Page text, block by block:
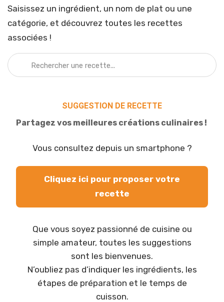
Saisissez un ingrédient, un nom de plat ou une
catégorie, et découvrez toutes les recettes
associées !
SUGGESTION DE RECETTE
Partagez vos meilleures créations culinaires !
Vous consultez depuis un smartphone ?
Cliquez ici pour proposer votre
recette
Que vous soyez passionné de cuisine ou
simple amateur, toutes les suggestions
sont les bienvenues.
N’oubliez pas d’indiquer les ingrédients, les
étapes de préparation et le temps de
cuisson.